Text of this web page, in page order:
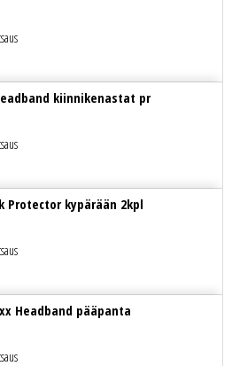
kiinnikenastat pr
Protector kypärään 2kpl
Headband pääpanta